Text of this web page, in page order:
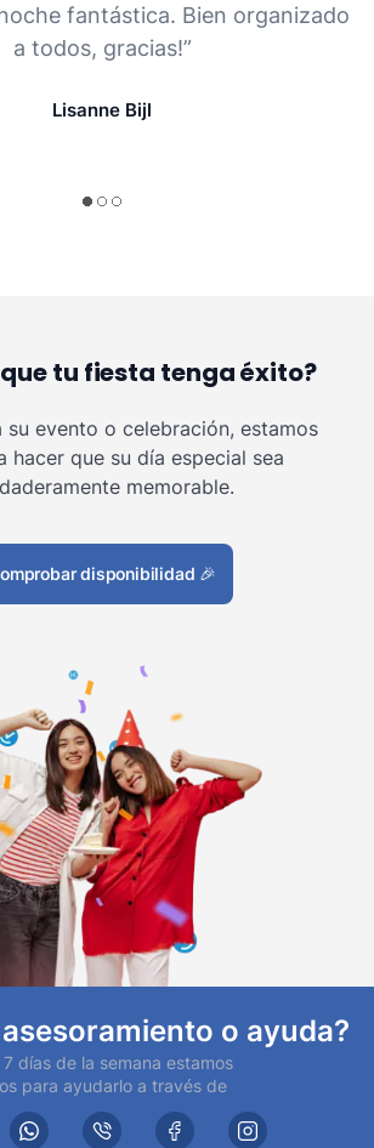
fantástica. Bien organizado
a todos, gracias!”
Lisanne Bijl
tu fiesta tenga éxito?
su evento o celebración, estamos
hacer que su día especial sea
memorable.
disponibilidad 🎉
o ayuda?
7 días de la semana estamos
para ayudarlo a través de